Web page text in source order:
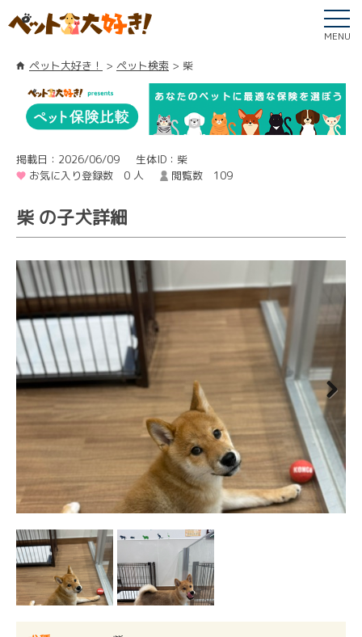
MENU
ペット大好き！ ペット検索 柴
掲載日：2026/06/09
生体ID：柴
お気に入り登録数 0 人
閲覧数 109
柴 の子犬詳細
Next